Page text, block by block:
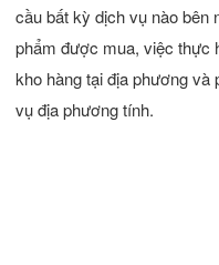
cầu bất kỳ dịch vụ nào bên
phẩm được mua, việc thực
kho hàng tại địa phương
vụ địa phương tính.